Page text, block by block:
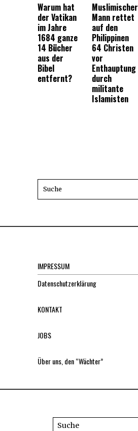
Warum hat
der Vatikan
im Jahre
1684 ganze
14 Bücher
aus der
Bibel
entfernt?
Muslimischer
Mann rettet
auf den
Philippinen
64 Christen
vor
Enthauptung
durch
militante
Islamisten
IMPRESSUM
Datenschutzerklärung
KONTAKT
JOBS
Über uns, den “Wächter”